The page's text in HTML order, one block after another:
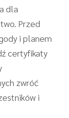
dla
Przed
i planem
certyfikaty
zwróć
i